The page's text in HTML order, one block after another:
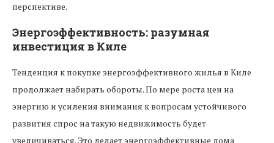
перспективе.
Энергоэффективность: разумная
инвестиция в Киле
Тенденция к покупке энергоэффективного жилья в Киле
продолжает набирать обороты. По мере роста цен на
энергию и усиления внимания к вопросам устойчивого
развития спрос на такую недвижимость будет
увеличиваться. Это делает энергоэффективные дома